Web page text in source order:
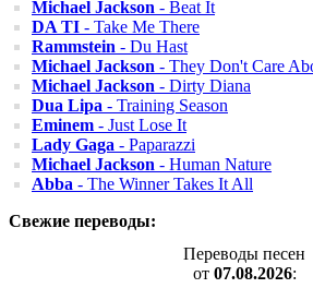
Michael Jackson - Beat It
DA TI - Take Me There
Rammstein - Du Hast
Michael Jackson - They Don't Care
Michael Jackson - Dirty Diana
Dua Lipa - Training Season
Eminem - Just Lose It
Lady Gaga - Paparazzi
Michael Jackson - Human Nature
Abba - The Winner Takes It All
Свежие переводы:
Переводы песен
от 07.08.2026: